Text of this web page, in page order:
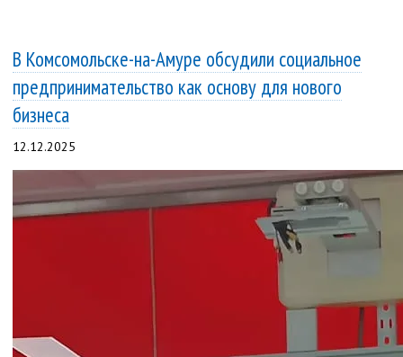
В Комсомольске-на-Амуре обсудили социальное
предпринимательство как основу для нового
бизнеса
12.12.2025